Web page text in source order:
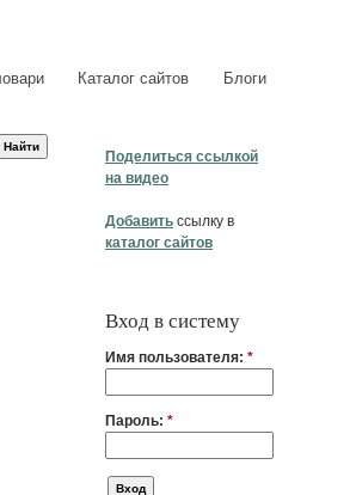
Каталог сайтов Блоги
Поделиться ссылкой
на видео
Добавить ссылку в
каталог сайтов
Вход в систему
Имя пользователя: *
Пароль: *